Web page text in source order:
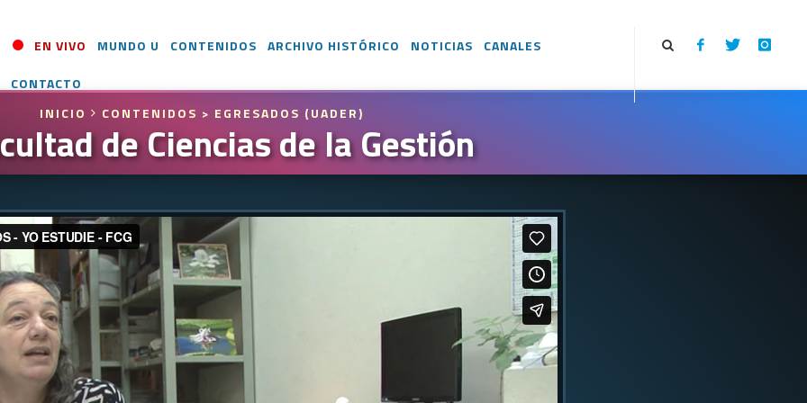
EN VIVO MUNDO U CONTENIDOS ARCHIVO HISTÓRICO NOTICIAS
CANALES
CONTACTO
INICIO
CONTENIDOS > EGRESADOS (UADER)
de Ciencias de la Gestión